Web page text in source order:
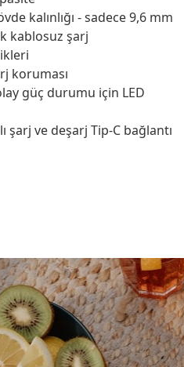
kalınlığı - sadece 9,6 mm
kablosuz şarj
koruması
güç durumu için LED
şarj ve deşarj Tip-C bağlantı